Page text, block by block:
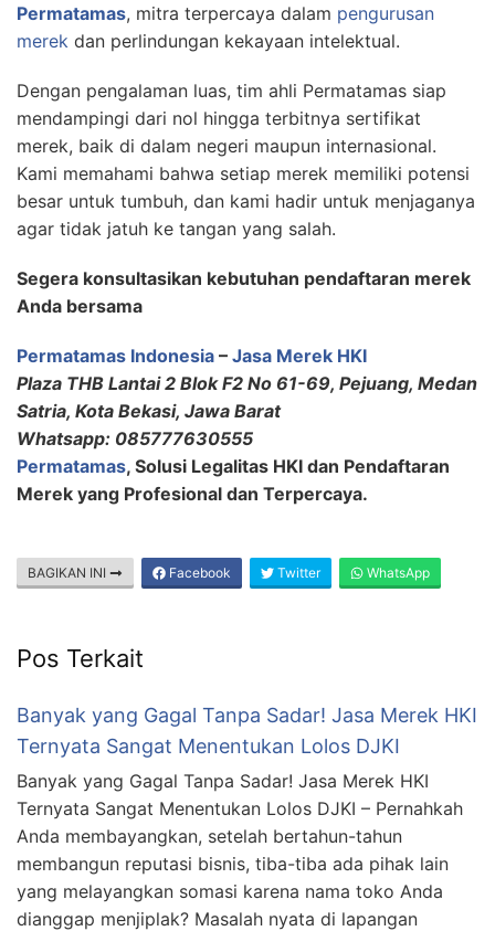
Permatamas, mitra terpercaya dalam pengurusan
merek dan perlindungan kekayaan intelektual.
Dengan pengalaman luas, tim ahli Permatamas siap
mendampingi dari nol hingga terbitnya sertifikat
merek, baik di dalam negeri maupun internasional.
Kami memahami bahwa setiap merek memiliki potensi
besar untuk tumbuh, dan kami hadir untuk menjaganya
agar tidak jatuh ke tangan yang salah.
Segera konsultasikan kebutuhan pendaftaran merek
Anda bersama
Permatamas Indonesia – Jasa Merek HKI
Plaza THB Lantai 2 Blok F2 No 61-69, Pejuang, Medan
Satria, Kota Bekasi, Jawa Barat
Whatsapp: 085777630555
Permatamas, Solusi Legalitas HKI dan Pendaftaran
Merek yang Profesional dan Terpercaya.
BAGIKAN INI Facebook Twitter WhatsApp
Pos Terkait
Banyak yang Gagal Tanpa Sadar! Jasa Merek HKI
Ternyata Sangat Menentukan Lolos DJKI
Banyak yang Gagal Tanpa Sadar! Jasa Merek HKI
Ternyata Sangat Menentukan Lolos DJKI – Pernahkah
Anda membayangkan, setelah bertahun-tahun
membangun reputasi bisnis, tiba-tiba ada pihak lain
yang melayangkan somasi karena nama toko Anda
dianggap menjiplak? Masalah nyata di lapangan